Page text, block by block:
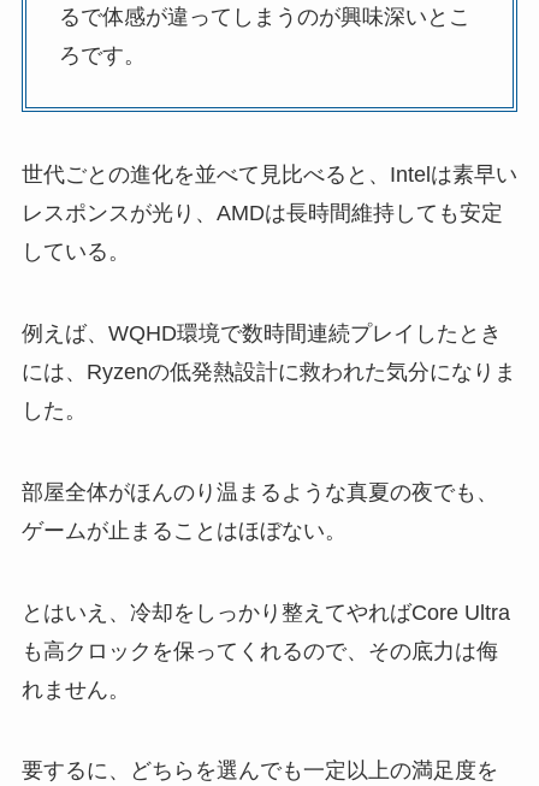
るで体感が違ってしまうのが興味深いとこ
ろです。
世代ごとの進化を並べて見比べると、Intelは素早い
レスポンスが光り、AMDは長時間維持しても安定
している。
例えば、WQHD環境で数時間連続プレイしたとき
には、Ryzenの低発熱設計に救われた気分になりま
した。
部屋全体がほんのり温まるような真夏の夜でも、
ゲームが止まることはほぼない。
とはいえ、冷却をしっかり整えてやればCore Ultra
も高クロックを保ってくれるので、その底力は侮
れません。
要するに、どちらを選んでも一定以上の満足度を